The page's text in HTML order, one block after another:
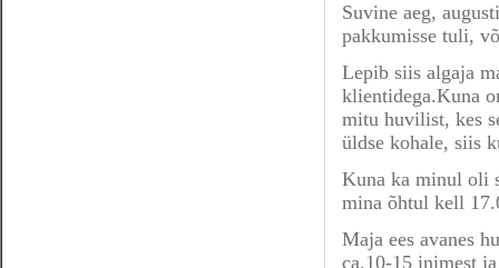
Suvine aeg,
pakkumisse tuli,
Lepib siis algaja
klientidega.Kuna
mitu huvilist, kes
üldse kohale, siis
Kuna ka minul oli
mina õhtul kell
Maja ees avanes
ca.10-15 inimest